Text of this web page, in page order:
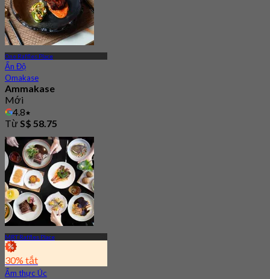
One Raffles Place
Ấn Độ
Omakase
Ammakase
Mới
4.8
Từ S$ 58.75
MRT Raffles Place
30% tắt
Ẩm thực Úc